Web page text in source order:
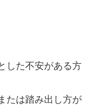
した不安がある方
たは踏み出し方が